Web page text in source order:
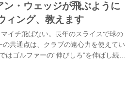
ン・ウェッジが飛ぶように
ィング、教えます
イチ飛ばない。長年のスライスで球の
共通点は、クラブの遠心力を使えてい
ゴルファーの“伸びしろ”を伸ばし続け
い林流レッスンを掲載。「みんなのゴ